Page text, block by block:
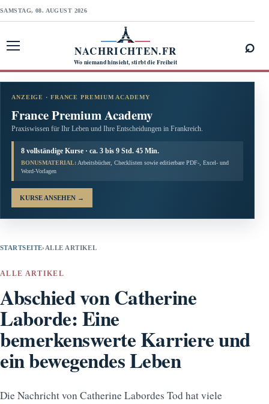
SAMSTAG, 08. AUGUST 2026
NACHRICHTEN.FR
Wo niemand hinsieht, stirbt die Freiheit
⌕
ANZEIGE · FRANCE PREMIUM ACADEMY
France Premium Academy
Praxiswissen für Ihr Leben und Ihre Entscheidungen in Frankreich.
8 vollständige Kurse · ca. 3 bis 9 Std. 45 Min.
BONUSMATERIAL: Arbeitsbücher, Checklisten sowie editierbare PDF-, Excel- und
Word-Vorlagen
KURSE ANSEHEN →
STARTSEITE› ALLE ARTIKEL
ALLE ARTIKEL
Abschied von Catherine
Laborde: Eine
bemerkenswerte Karriere und
ein bewegendes Leben
Die Nachricht von Catherine Labordes Tod hat viele